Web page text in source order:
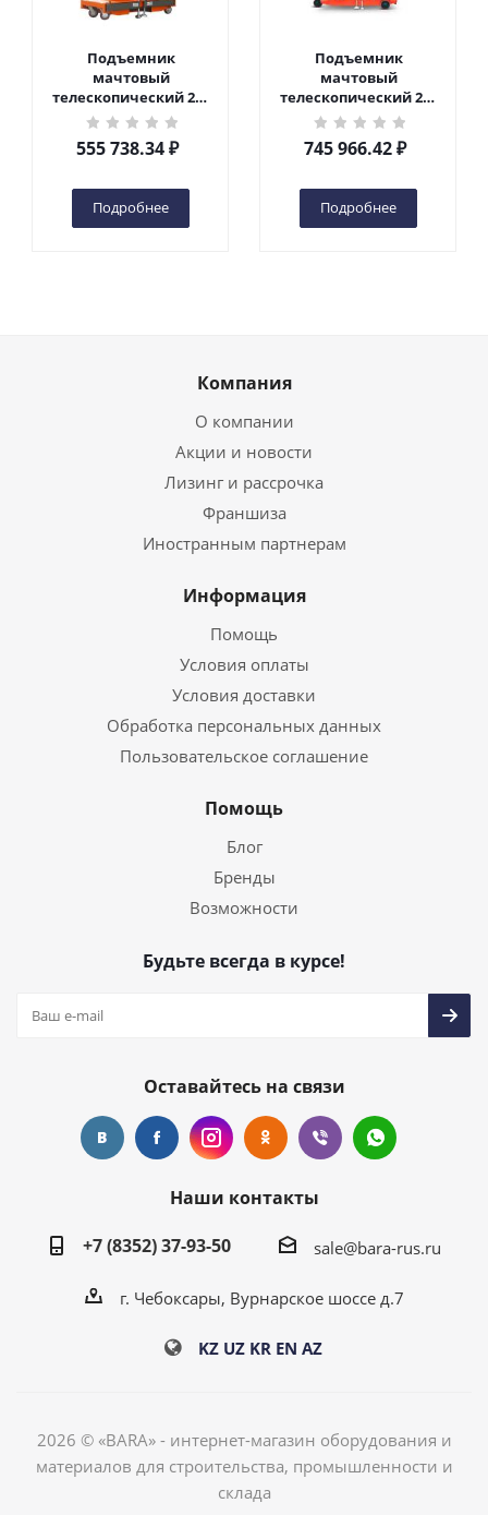
Подъемник
мачтовый
телескопический 200
кг 6 м TOR GTWY6-200S
DC 2-мачтовый
(автономный) (G) в
555 738.34₽
Подробнее
Подъемник
мачтовый
телескопический 200
кг 10 м TOR GTWY10-
200S DC 2-мачтовый
(автономный) (N) в
745 966.42₽
Подробнее
Компания
О компании
Акции и новости
Лизинг и рассрочка
Франшиза
Иностранным партнерам
Информация
Помощь
Условия оплаты
Условия доставки
Обработка персональных данных
Пользовательское соглашение
Помощь
Блог
Бренды
Возможности
Будьте всегда в курсе!
Оставайтесь на связи
Наши контакты
+7 (8352) 37-93-50
sale@bara-rus.ru
г. Чебоксары, Вурнарское шоссе д.7
KZ UZ KR EN AZ
2026 © «BARA» - интернет-магазин оборудования и
материалов для строительства, промышленности и
склада